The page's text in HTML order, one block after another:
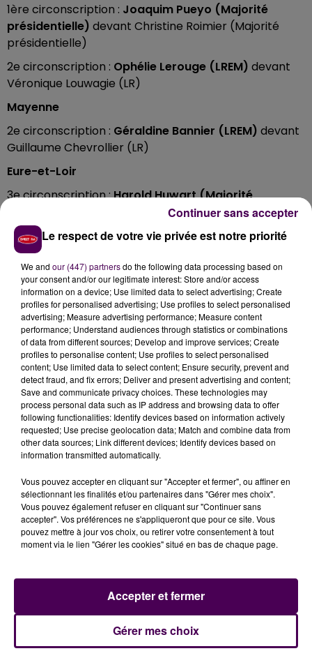
1ère circonscription : Joaquim Pueyo (Majorité
présidentielle) devant Christine Roimier (Majorité
présidentielle)
2e circonscription : Ophélie Lerouge (LREM) devant
Véronique Louwagie (LR)
Mayenne
2e circonscription : Géraldine Bannier (LREM) devant
Guillaume Chevrollier (LR)
Eure-et-Loir
3e circonscription :Harold Huwart (Majorité
devant Laure de La Raudière (LR)
Eure
Fabienne Delacour (FN)
Le respect de votre vie privée est notre priorité
We and our (447) partnersdo the following data processing based on
your consent and/or our legitimate interest: Store and/or access
information on a device; Use limited data to select advertising; Create
profiles for personalised advertising; Use profiles to select personalised
advertising; Measure advertising performance; Measure content
performance; Understand audiences through statistics or combinations
of data from different sources; Develop and improve services; Create
profiles to personalise content; Use profiles to select personalised
content; Use limited data to select content; Ensure security, prevent and
detect fraud, and fix errors; Deliver and present advertising and content;
Save and communicate privacy choices. These technologies may
process personal data such as IP address and browsing data to offer
following functionalities: Identify devices based on information actively
requested; Use precise geolocation data; Match and combine data from
other data sources; Link different devices; Identify devices based on
information transmitted automatically.
Vous pouvez accepter en cliquant sur "Accepter et fermer", ou affiner en
sélectionnant les finalités et/ou partenaires dans "Gérer mes choix".
Vous pouvez également refuser en cliquant sur "Continuer sans
accepter". Vos préférences ne s'appliqueront que pour ce site. Vous
pouvez mettre à jour vos choix, ou retirer votre consentement à tout
moment via le lien "Gérer les cookies" situé en bas de chaque page.
Gérer mes choix
Accepter et fermer
Continuer sans accepter